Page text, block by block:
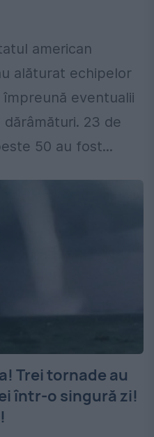
american
alăturat echipelor
eventualii
23 de
50 au fost...
Trei tornade au
într-o singură zi!